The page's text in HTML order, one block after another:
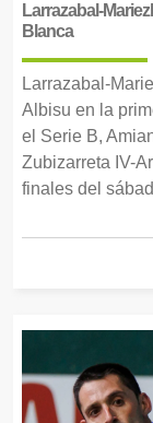
Larrazabal-
Blanca
Larrazabal-
Albisu en la
el Serie B,
Zubizarreta IV-
finales del